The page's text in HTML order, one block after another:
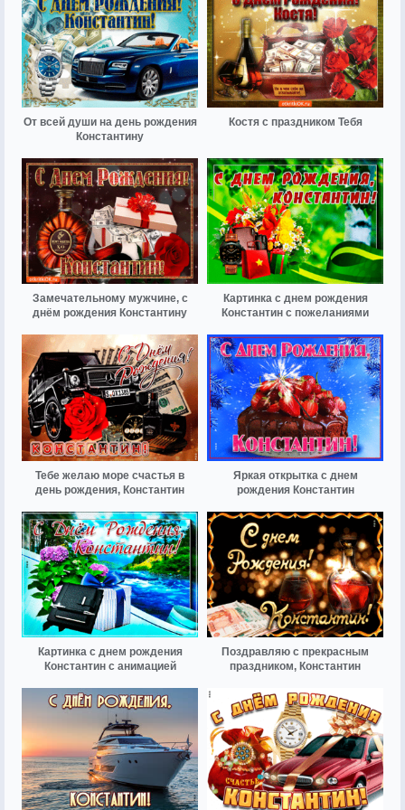
От всей души на день рождения
Константину
Костя с праздником Тебя
Замечательному мужчине, с
днём рождения Константину
Картинка с днем рождения
Константин с пожеланиями
Тебе желаю море счастья в
день рождения, Константин
Яркая открытка с днем
рождения Константин
Картинка с днем рождения
Константин с анимацией
Поздравляю с прекрасным
праздником, Константин